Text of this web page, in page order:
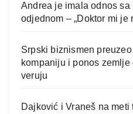
Andrea je imala odnos
odjednom – „Doktor mi je
Srpski biznismen
kompaniju i ponos
veruju
Dajković i Vraneš na